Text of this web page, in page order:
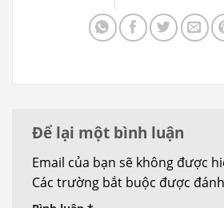
Để lại một bình luận
Email của bạn sẽ không được
Các trường bắt buộc được